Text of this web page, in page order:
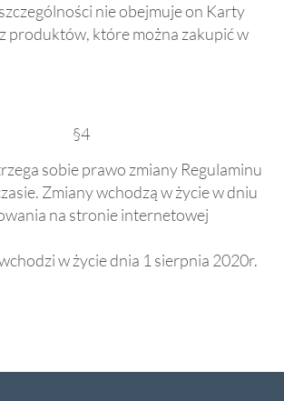
nie obejmuje on Karty
produktów, które można zakupić w
§4
sobie prawo zmiany Regulaminu
Zmiany wchodzą w życie w dniu
na stronie internetowej
w życie dnia 1 sierpnia 2020r.